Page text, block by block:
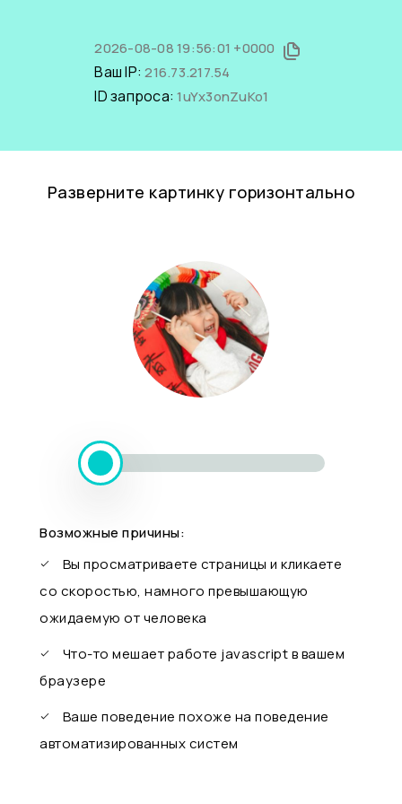
2026-08-08 19:56:01 +0000
Ваш IP:216.73.217.54
ID запроса:1uYx3onZuKo1
Разверните картинку горизонтально
Возможные причины:
Вы просматриваете страницы и кликаете
со скоростью, намного превышающую
ожидаемую от человека
Что-то мешает работе javascript в вашем
браузере
Ваше поведение похоже на поведение
автоматизированных систем